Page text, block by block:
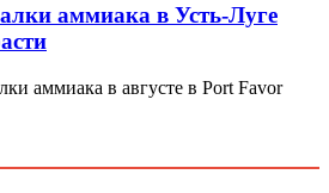
аммиака в Усть-Луге
аммиака в августе в Port Favor